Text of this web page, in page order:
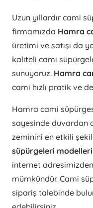
Uzun yıllardır cami
firmamızda Hamra
üretimi ve satışı da
kaliteli cami
sunuyoruz. Hamra
cami hızlı pratik ve
Hamra cami
sayesinde duvardan
zeminini en etkili
süpürgeleri modelleri
internet
mümkündür. Cami
sipariş talebinde